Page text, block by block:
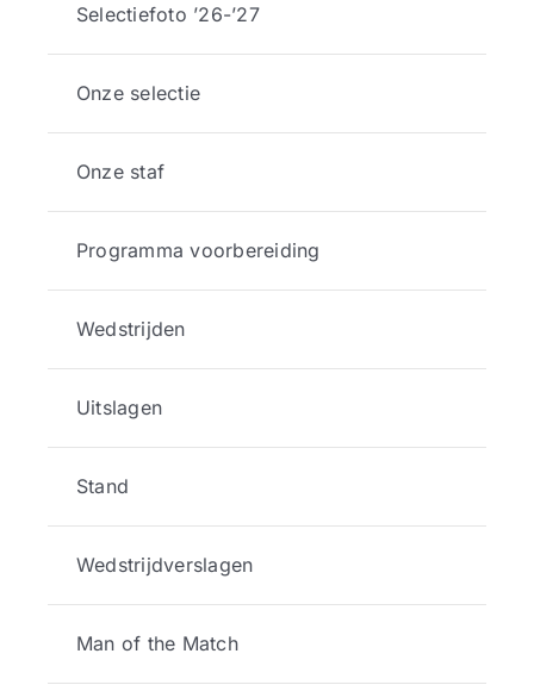
Selectiefoto ’26-’27
Onze selectie
Onze staf
Programma voorbereiding
Wedstrijden
Uitslagen
Stand
Wedstrijdverslagen
Man of the Match